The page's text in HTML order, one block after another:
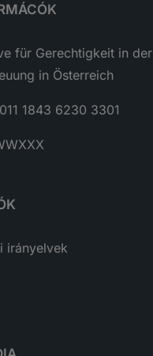
für Gerechtigkeit in der
in Österreich
1843 6230 3301
irányelvek